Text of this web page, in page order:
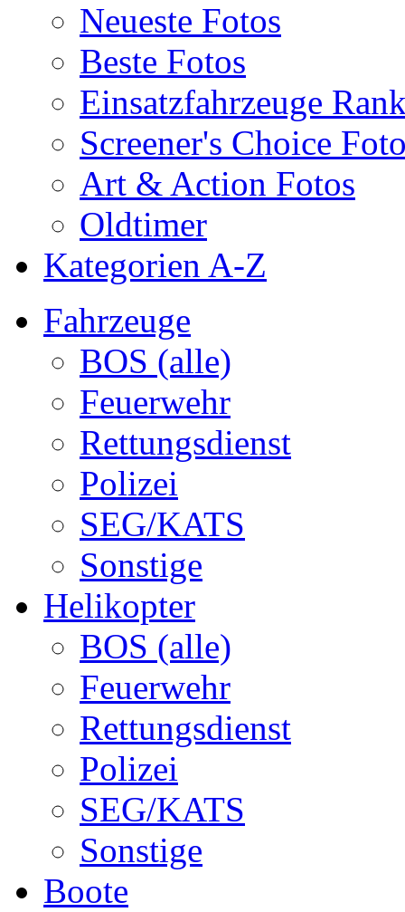
Neueste Fotos
Beste Fotos
Einsatzfahrzeuge
Screener's Choice
Art & Action Fotos
Oldtimer
Kategorien A-Z
Fahrzeuge
BOS (alle)
Feuerwehr
Rettungsdienst
Polizei
SEG/KATS
Sonstige
Helikopter
BOS (alle)
Feuerwehr
Rettungsdienst
Polizei
SEG/KATS
Sonstige
Boote